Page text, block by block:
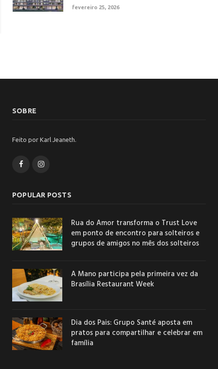
fevereiro 25, 2026
SOBRE
Feito por Karl Jeaneth.
FacebookInstagram
POPULAR POSTS
Rua do Amor transforma o Trust Love
em ponto de encontro para solteiros e
grupos de amigos no mês dos solteiros
A Mano participa pela primeira vez da
Brasília Restaurant Week
Dia dos Pais: Grupo Santé aposta em
pratos para compartilhar e celebrar em
família